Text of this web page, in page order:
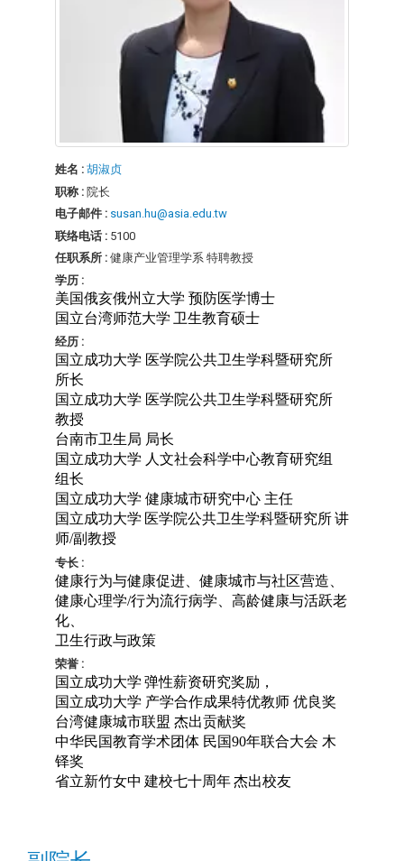
姓名 : 胡淑贞
职称 : 院长
电子邮件 : susan.hu@asia.edu.tw
联络电话 : 5100
任职系所 : 健康产业管理学系 特聘教授
学历 :
美国俄亥俄州立大学 预防医学博士
国立台湾师范大学 卫生教育硕士
经历 :
国立成功大学 医学院公共卫生学科暨研究所
所长
国立成功大学 医学院公共卫生学科暨研究所
教授
台南市卫生局 局长
国立成功大学 人文社会科学中心教育研究组
组长
国立成功大学 健康城市研究中心 主任
国立成功大学 医学院公共卫生学科暨研究所讲
师/副教授
专长 :
健康行为与健康促进、 健康城市与社区营造、
健康心理学/行为流行病学、 高龄健康与活跃老
化、
卫生行政与政策
荣誉 :
国立成功大学 弹性薪资研究奖励，
国立成功大学 产学合作成果特优教师 优良奖
台湾健康城市联盟 杰出贡献奖
中华民国教育学术团体 民国90年联合大会 木
铎奖
省立新竹女中 建校七十周年杰出校友